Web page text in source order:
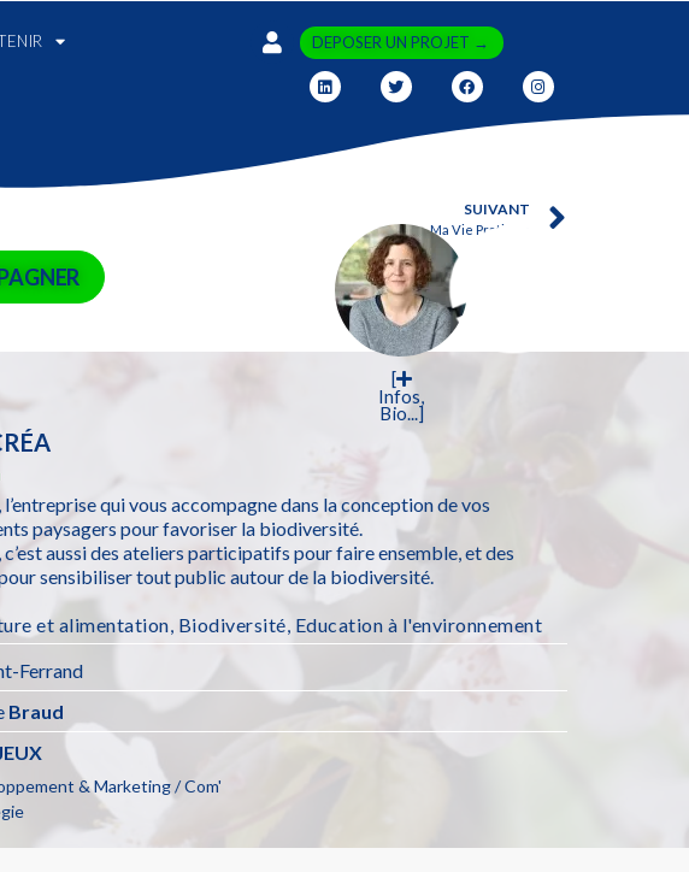
DEPOSER UN PROJET →
SUIVANT
Ma Vie Pratique
[
Infos,
Bio...]
l’entreprise qui vous accompagne dans la conception de vos
paysagers pour favoriser la biodiversité.
c’est aussi des ateliers participatifs pour faire ensemble, et des
sensibiliser tout public autour de la biodiversité.
et alimentation, Biodiversité, Education à l'environnement
Ferrand
Braud
& Marketing / Com'